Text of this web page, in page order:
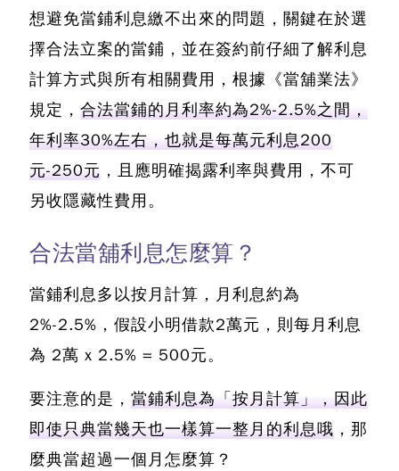
想避免當鋪利息繳不出來的問題，關鍵在於選
擇合法立案的當鋪 ，並在簽約前仔細了解利息
計算方式與所有相關費用，根據《當舖業法》
規定， 合法當鋪的月利率約為2%-2.5%之間，
年利率30%左右，也就是每萬元利息200
元-250元 ，且應明確揭露利率與費用，不可
另收隱藏性費用。
合法當舖利息怎麼算？
當鋪利息多以按月計算，月利息約為
2%-2.5%，假設小明借款2萬元，則每月利息
為 2萬 x 2.5% = 500元。
要注意的是， 當鋪利息為「按月計算」，因此
即使只典當幾天也一樣算一整月的利息哦 ，那
麼典當超過一個月怎麼算？